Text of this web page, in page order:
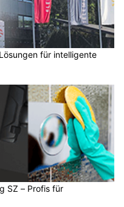
für intelligente
SZ – Profis für